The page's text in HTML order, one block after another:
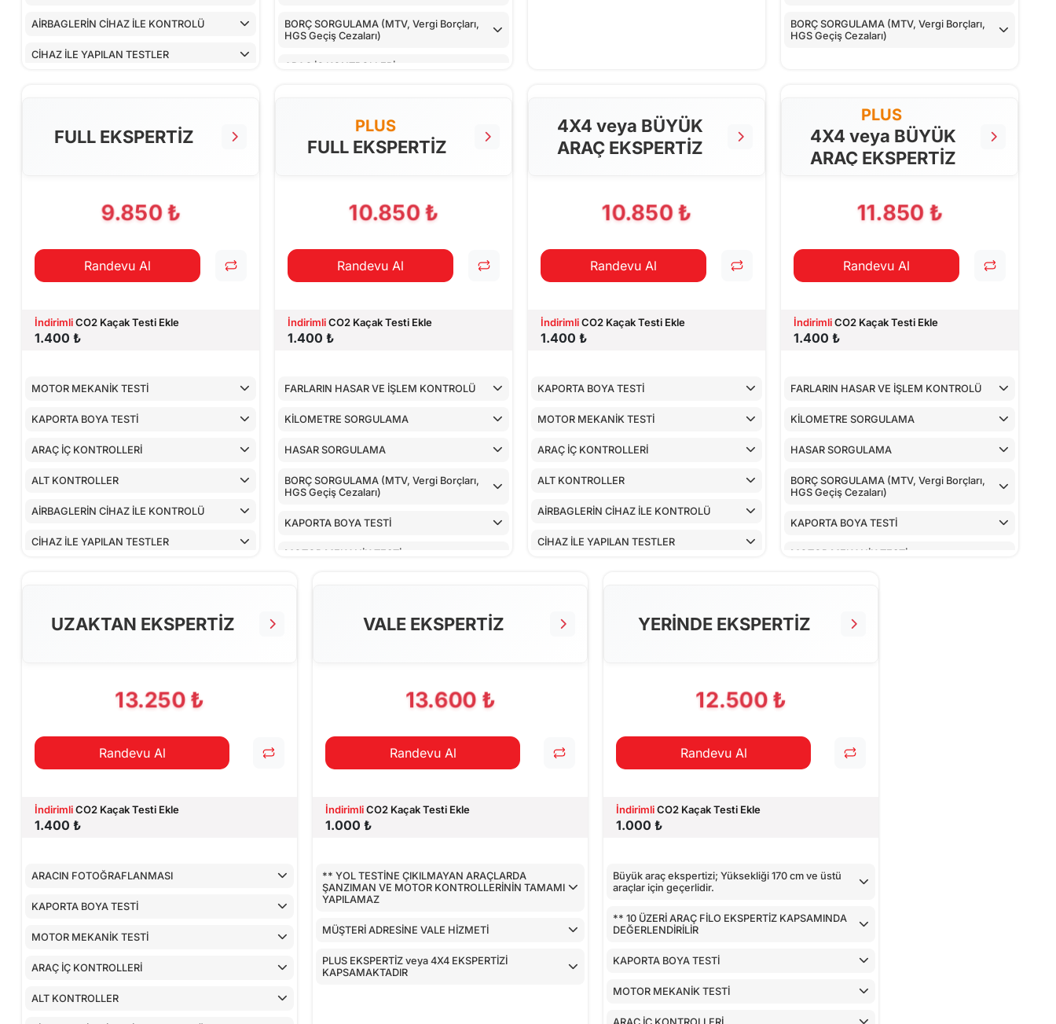
AİRBAGLERİN CİHAZ İLE KONTROLÜ
CİHAZ İLE YAPILAN TESTLER
BORÇ SORGULAMA (MTV, Vergi Borçları,
HGS Geçiş Cezaları)
ARAÇ İÇ KONTROLLERİ
TORPİDO KONTROLÜ
BORÇ SORGULAMA (MTV, Vergi Borçları,
HGS Geçiş Cezaları)
FULL EKSPERTİZ
9.850 ₺
Randevu Al
İndirimliCO2 Kaçak Testi Ekle
1.400 ₺
MOTOR MEKANİK TESTİ
KAPORTA BOYA TESTİ
ARAÇ İÇ KONTROLLERİ
ALT KONTROLLER
AİRBAGLERİN CİHAZ İLE KONTROLÜ
CİHAZ İLE YAPILAN TESTLER
PLUS
FULL EKSPERTİZ
10.850 ₺
Randevu Al
İndirimliCO2 Kaçak Testi Ekle
1.400 ₺
FARLARIN HASAR VE İŞLEM KONTROLÜ
KİLOMETRE SORGULAMA
HASAR SORGULAMA
BORÇ SORGULAMA (MTV, Vergi Borçları,
HGS Geçiş Cezaları)
KAPORTA BOYA TESTİ
MOTOR MEKANİK TESTİ
4X4 veya BÜYÜK
ARAÇ EKSPERTİZ
10.850 ₺
Randevu Al
İndirimliCO2 Kaçak Testi Ekle
1.400 ₺
KAPORTA BOYA TESTİ
MOTOR MEKANİK TESTİ
ARAÇ İÇ KONTROLLERİ
ALT KONTROLLER
AİRBAGLERİN CİHAZ İLE KONTROLÜ
CİHAZ İLE YAPILAN TESTLER
PLUS
4X4 veya BÜYÜK
ARAÇ EKSPERTİZ
11.850 ₺
Randevu Al
İndirimliCO2 Kaçak Testi Ekle
1.400 ₺
FARLARIN HASAR VE İŞLEM KONTROLÜ
KİLOMETRE SORGULAMA
HASAR SORGULAMA
BORÇ SORGULAMA (MTV, Vergi Borçları,
HGS Geçiş Cezaları)
KAPORTA BOYA TESTİ
MOTOR MEKANİK TESTİ
ALT KONTROLLER
UZAKTAN EKSPERTİZ
13.250 ₺
Randevu Al
İndirimliCO2 Kaçak Testi Ekle
1.400 ₺
ARACIN FOTOĞRAFLANMASI
KAPORTA BOYA TESTİ
MOTOR MEKANİK TESTİ
ARAÇ İÇ KONTROLLERİ
ALT KONTROLLER
VALE EKSPERTİZ
13.600 ₺
Randevu Al
İndirimliCO2 Kaçak Testi Ekle
1.000 ₺
** YOL TESTİNE ÇIKILMAYAN ARAÇLARDA
ŞANZIMAN VE MOTOR KONTROLLERİNİN TAMAMI
YAPILAMAZ
MÜŞTERİ ADRESİNE VALE HİZMETİ
PLUS EKSPERTİZ veya 4X4 EKSPERTİZİ
KAPSAMAKTADIR
YERİNDE EKSPERTİZ
12.500 ₺
Randevu Al
İndirimliCO2 Kaçak Testi Ekle
1.000 ₺
Büyük araç ekspertizi; Yüksekliği 170 cm ve üstü
araçlar için geçerlidir.
** 10 ÜZERİ ARAÇ FİLO EKSPERTİZ KAPSAMINDA
DEĞERLENDİRİLİR
KAPORTA BOYA TESTİ
MOTOR MEKANİK TESTİ